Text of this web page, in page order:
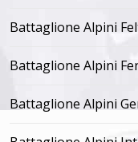
Battaglione Alpini
Battaglione Alpini
Battaglione Alpini